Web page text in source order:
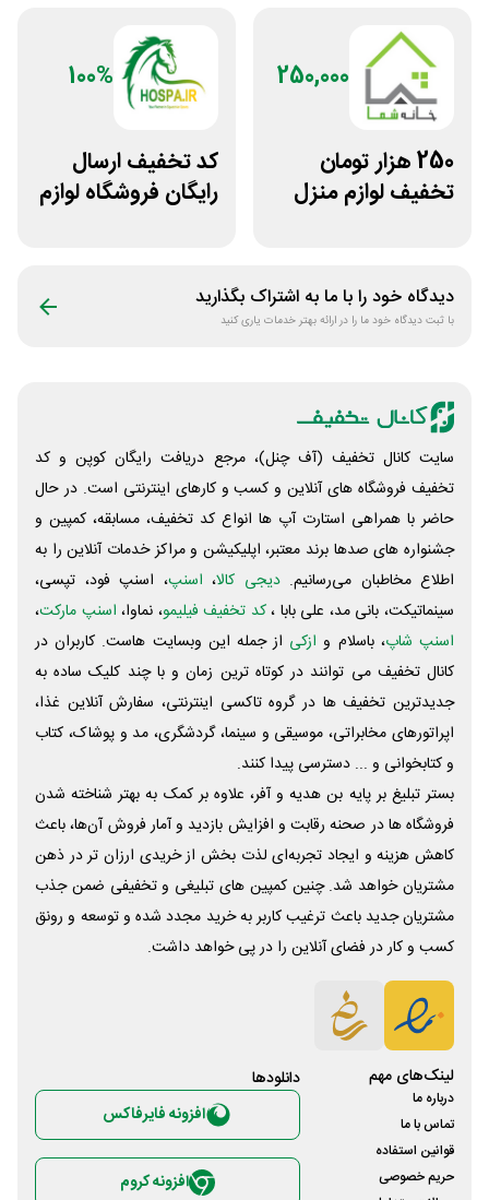
250,000
250 هزار تومان
تخفیف لوازم منزل
100%
کد تخفیف ارسال
رایگان فروشگاه لوازم
دیدگاه خود را با ما به اشتراک بگذارید
با ثبت دیدگاه خود ما را در ارائه بهتر خدمات یاری کنید
سایت کانال تخفیف (آف چنل)، مرجع دریافت رایگان کوپن و کد
تخفیف فروشگاه های آنلاین و کسب و‌ کارهای اینترنتی است. در حال
حاضر با همراهی استارت آپ ها انواع کد تخفیف، مسابقه، کمپین و
جشنواره های صدها برند معتبر، اپلیکیشن و مراکز خدمات آنلاین را به
اطلاع مخاطبان می‌رسانیم. دیجی کالا، اسنپ، اسنپ فود، تپسی،
سینماتیکت، بانی مد، علی‌ بابا ،کد تخفیف فیلیمو، نماوا، اسنپ مارکت،
اسنپ شاپ، باسلام و ازکی از جمله این وبسایت ‌هاست. کاربران در
کانال تخفیف می توانند در کوتاه ترین زمان و با چند کلیک ساده به
جدیدترین تخفیف ها در گروه تاکسی اینترنتی، سفارش آنلاین غذا،
اپراتورهای مخابراتی، موسیقی و سینما، گردشگری، مد و پوشاک، کتاب
و کتابخوانی و ... دسترسی پیدا کنند.
بستر تبلیغ بر پایه بن هدیه و آفر، علاوه بر کمک به بهتر شناخته شدن
فروشگاه ها در صحنه رقابت و افزایش بازدید و آمار فروش آن‌ها، باعث
کاهش هزینه و ایجاد تجربه‌ای لذت بخش از خریدی ارزان تر در ذهن
مشتریان خواهد شد. چنین کمپین های تبلیغی و تخفیفی ضمن جذب
مشتریان جدید باعث ترغیب کاربر به خرید مجدد شده و توسعه و رونق
کسب و کار در فضای آنلاین را در پی خواهد داشت.
لینک‌های مهم
درباره ما
تماس با ما
قوانین استفاده
حریم خصوصی
دانلود‌ها
افزونه فایرفاکس
افزونه کروم